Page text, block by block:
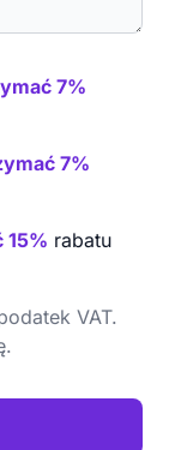
7%
7%
15% rabatu
VAT.